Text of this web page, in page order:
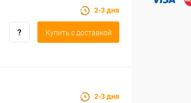
2-3 дня
Купить c доставкой
2-3 дня